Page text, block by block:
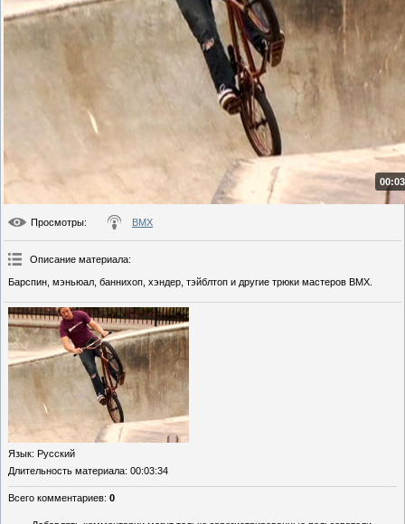
Просмотры: BMX
Описание материала:
Барспин, мэньюал, баннихоп, хэндер, тэйблтоп и другие трюки мастеров BMX.
Язык: Русский
Длительность материала: 00:03:34
Всего комментариев: 0